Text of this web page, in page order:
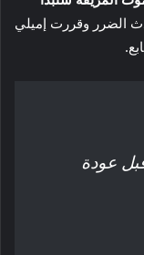
الضرر وقررت إميلي
عودة